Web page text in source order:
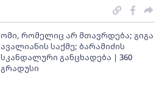
ომი, რომელიც არ მთავრდება; გიგა
ავალიანის საქმე; ბარამიძის
სკანდალური განცხადება | 360
გრადუსი